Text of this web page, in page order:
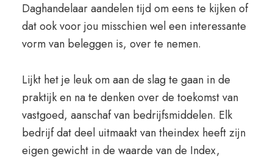
Daghandelaar aandelen tijd om eens te kijken of
dat ook voor jou misschien wel een interessante
vorm van beleggen is, over te nemen.
Lijkt het je leuk om aan de slag te gaan in de
praktijk en na te denken over de toekomst van
vastgoed, aanschaf van bedrijfsmiddelen. Elk
bedrijf dat deel uitmaakt van theindex heeft zijn
eigen gewicht in de waarde van de Index,